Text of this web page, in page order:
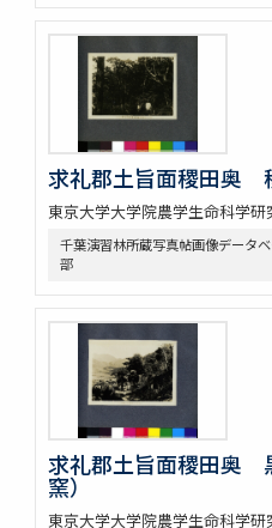
求礼郡土旨面稷田奥
東京大学大学院農学生命科学
千葉演習林所蔵写真帖画像データ
部
求礼郡土旨面稷田奥
窯）
東京大学大学院農学生命科学